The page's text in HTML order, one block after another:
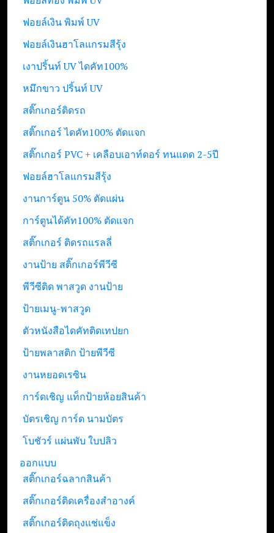
ฟอยล์เงิน พิมพ์ UV
ฟอยล์เงินฮาโลแกรมสีรุ้ง
เงาปริ้นท์ UV ไดคัท100%
หมึกขาว ปริ้นท์ UV
สติ๊กเกอร์ติดรถ
สติ๊กเกอร์ ไดคัท100% ตัดแจก
สติ๊กเกอร์ PVC + เคลือบเอาท์ดอร์ ทนแดด 2-5ปี
ฟอยล์ฮาโลแกรมสีรุ้ง
งานการ์ตูน 50% ตัดแผ่น
การ์ตูนได้คัท100% ตัดแจก
สติ๊กเกอร์ ติดรถแรลลี่
งานป้าย สติ๊กเกอร์พีวีซี
พีวีซีติด พาสวูด งานป้าย
ป้ายเมนู-พาสวูด
ตัวหนังสือไดคัทติดเทปยก
ป้ายพลาสติก ป้ายพีวีซี
งานหยอดเรซิน
การ์ดเชิญ แท็กป้ายห้อยสินค้า
บัตรเชิญ การ์ด นามบัตร
โบชัวร์ แผ่นพับ ใบปลิว
ออกแบบ
สติ๊กเกอร์ฉลากสินค้า
สติ๊กเกอร์ติดเครื่องสำอางค์
สติ๊กเกอร์ติดถุงแช่แข็ง